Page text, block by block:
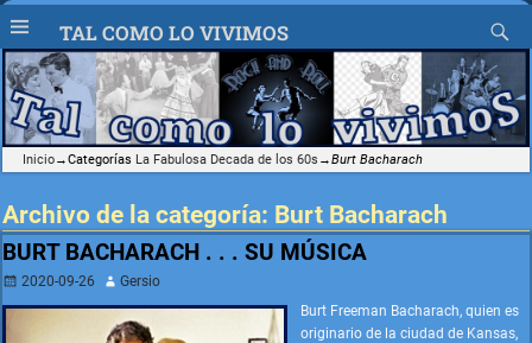
TAL COMO LO VIVIMOS
Inicio→Categorías La Fabulosa Decada de los 60s →Burt Bacharach
Archivo de la categoría: Burt Bacharach
BURT BACHARACH . . . SU MÚSICA
2020-09-26
Gersio
Burt Freeman Bacharach, quien es
originario de la ciudad de Kansas,